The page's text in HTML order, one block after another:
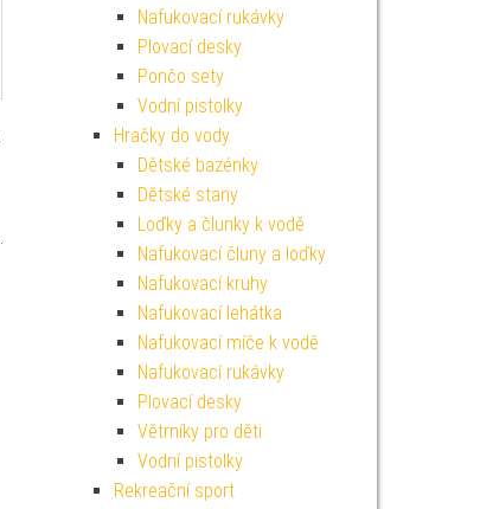
Nafukovací rukávky
Plovací desky
Pončo sety
Vodní pistolky
Hračky do vody
Dětské bazénky
Dětské stany
Loďky a člunky k vodě
Nafukovací čluny a loďky
Nafukovací kruhy
Nafukovací lehátka
Nafukovací míče k vodě
Nafukovací rukávky
Plovací desky
Větrníky pro děti
Vodní pistolky
Rekreační sport